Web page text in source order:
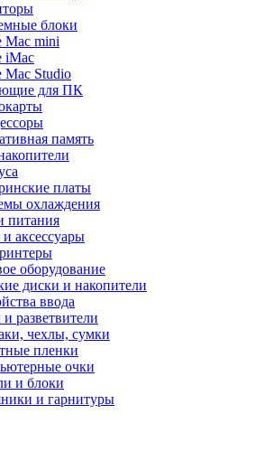
блоки
Mac mini
iMac
Mac Studio
для ПК
память
платы
охлаждения
питания
аксессуары
оборудование
диски и накопители
ввода
разветвители
чехлы, сумки
пленки
очки
и блоки
и гарнитуры